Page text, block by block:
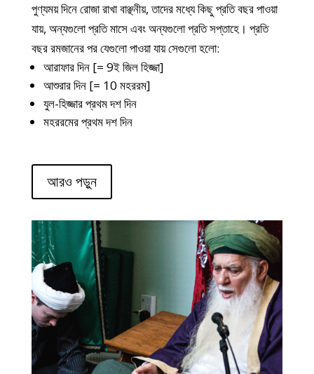
পুণ্যময় দিনে রোজা রাখা বাঞ্ছনীয়, তাদের মধ্যে কিছু প্রতি বছর পাওয়া
যায়, অন্যগুলো প্রতি মাসে এবং অন্যগুলো প্রতি সপ্তাহে। প্রতি
বছর রমজানের পর যেগুলো পাওয়া যায় সেগুলো হলো:
আরাফার দিন [= 9ই জিল হিজ্জা]
আশুরার দিন [= 10 মহররম]
যুল-হিজ্জার প্রথম দশ দিন
মহররমের প্রথম দশ দিন
আরও পড়ুন